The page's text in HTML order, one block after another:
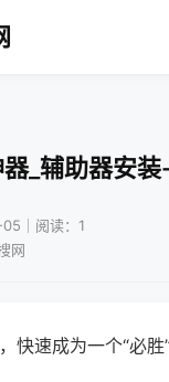
_辅助器安
｜阅读：1
网
快速成为一个“必